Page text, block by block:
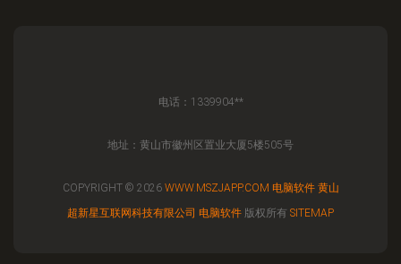
电话：1339904**
地址：黄山市徽州区置业大厦5楼505号
COPYRIGHT © 2026 WWW.MSZJAPP.COM 电脑软件 黄山
超新星互联网科技有限公司 电脑软件 版权所有 SITEMAP